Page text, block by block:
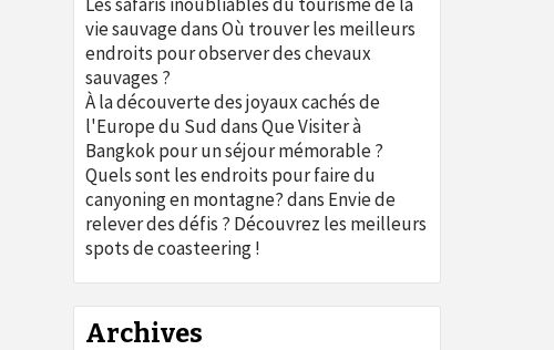
vie sauvagedansOù trouver les meilleurs
endroits pour observer des chevaux
sauvages ?
À la découverte des joyaux cachés de
l'Europe du SuddansQue Visiter à
Bangkok pour un séjour mémorable ?
Quels sont les endroits pour faire du
canyoning en montagne?dans Envie de
relever des défis ? Découvrez les meilleurs
spots de coasteering !
Archives